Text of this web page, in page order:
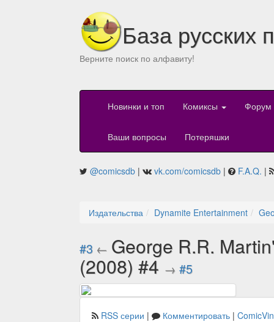
База русских
Верните поиск по алфавиту!
Новинки и топ Комиксы Форум
Ваши вопросы Потеряшки
@comicsdb | vk.com/comicsdb | F.A.Q. |
Издательства Dynamite Entertainment
#3 ← George R.R.
(2008) #4 → #5
RSS серии | Комментировать |